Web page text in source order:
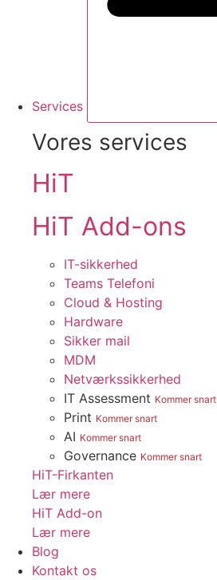
Services
Vores services
HiT
HiT Add-ons
IT-sikkerhed
Teams Telefoni
Cloud & Hosting
Hardware
Sikker mail
MDM
Netværkssikkerhed
IT Assessment Kommer snart
Print Kommer snart
AI Kommer snart
Governance Kommer snart
HiT-Firkanten
Lær mere
HiT Add-on
Lær mere
Blog
Kontakt os